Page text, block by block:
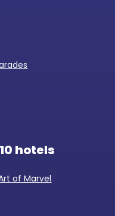
hotels
of Marvel